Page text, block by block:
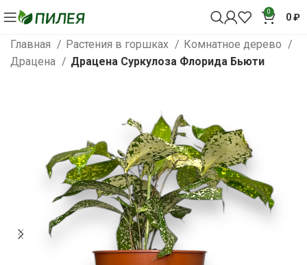
0 0₽
Главная Растения в горшках
Комнатное дерево
Драцена
Драцена Суркулоза Флорида Бьюти